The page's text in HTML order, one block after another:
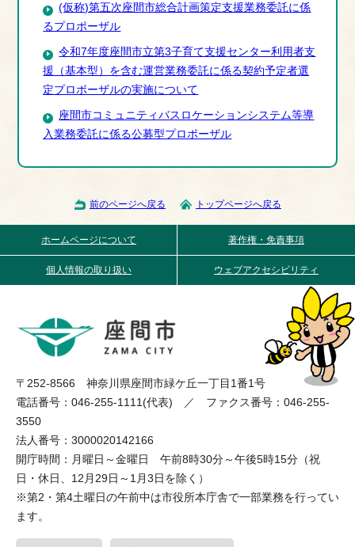
(仮称)第五次座間市総合計画策定支援業務委託に係
るプロポーザル
令和7年度座間市立第3子育て支援センター利用者支
援（基本型）を含む運営業務委託に係る契約予定者選
定プロポーザルの実施について
座間市コミュニティバスロケーションシステム等導
入業務委託に係る公募型プロポーザル
前のページへ戻る トップページへ戻る
ホームページについて 著作権・免責事項
個人情報の取り扱い ウェブアクセシビリティ
〒252-8566 神奈川県座間市緑ケ丘一丁目1番1号
電話番号：046-255-1111(代表) ／ ファクス番号：046-255-
3550
法人番号：3000020142166
開庁時間：月曜日～金曜日 午前8時30分～午後5時15分（祝
日・休日、12月29日～1月3日を除く）
※第2・第4土曜日の午前中は市役所本庁舎で一部業務を行ってい
ます。